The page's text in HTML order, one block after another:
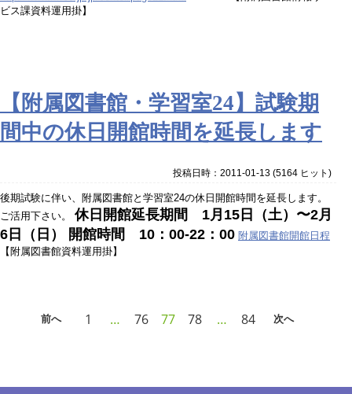
ビス課資料運用掛】
【附属図書館・学習室24】試験期
間中の休日開館時間を延長します
投稿日時：2011-01-13(5164 ヒット )
後期試験に伴い、附属図書館と学習室24の休日開館時間を延長します。
ご活用下さい。 休日開館延長期間 1月15日（土）〜2月
6日（日） 開館時間 10：00-22：00 附属図書館開館日程
【附属図書館資料運用掛】
前へ 1 … 76 77 78 … 84 次へ